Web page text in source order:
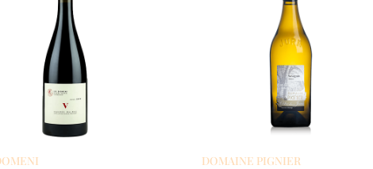
DOMAINE PIGNIER